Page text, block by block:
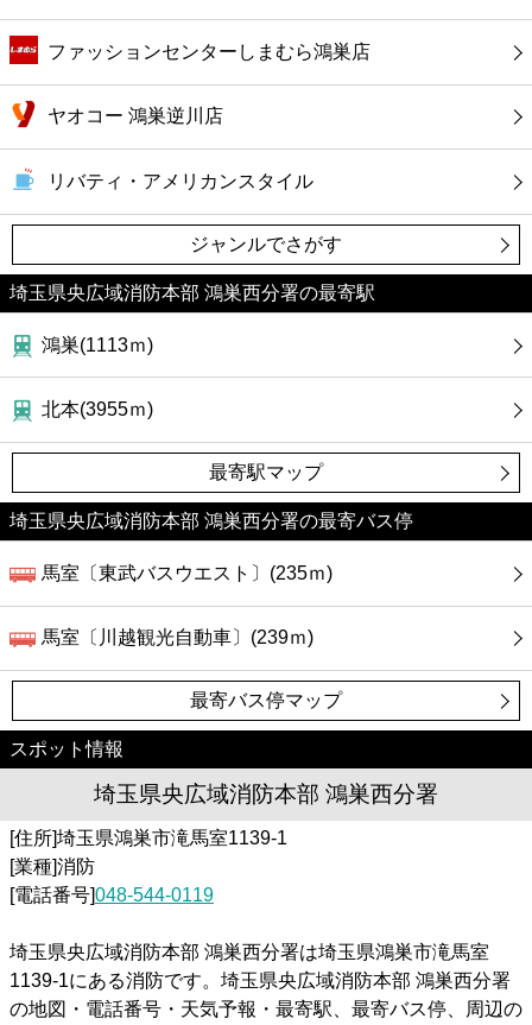
ファーストフード
カフェ
ショッピング
公共
病院
ホテル
ファッションセンターしまむら鴻巣店
ヤオコー 鴻巣逆川店
リバティ・アメリカンスタイル
ジャンルでさがす
埼玉県央広域消防本部 鴻巣西分署の最寄駅
鴻巣(1113ｍ)
北本(3955ｍ)
最寄駅マップ
埼玉県央広域消防本部 鴻巣西分署の最寄バス停
馬室〔東武バスウエスト〕(235ｍ)
馬室〔川越観光自動車〕(239ｍ)
最寄バス停マップ
スポット情報
埼玉県央広域消防本部 鴻巣西分署
[住所]埼玉県鴻巣市滝馬室1139-1
[業種]消防
[電話番号]048-544-0119
埼玉県央広域消防本部 鴻巣西分署は埼玉県鴻巣市滝馬室
1139-1にある消防です。埼玉県央広域消防本部 鴻巣西分署
の地図・電話番号・天気予報・最寄駅、最寄バス停、周辺の